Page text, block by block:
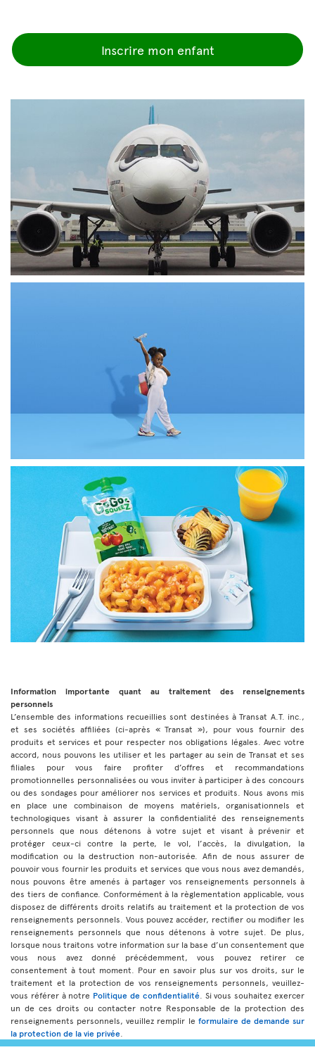
Inscrire mon enfant
Information importante quant au traitement des renseignements
personnels
L’ensemble des informations recueillies sont destinées à Transat A.T. inc.,
et ses sociétés affiliées (ci-après « Transat »), pour vous fournir des
produits et services et pour respecter nos obligations légales. Avec votre
accord, nous pouvons les utiliser et les partager au sein de Transat et ses
filiales pour vous faire profiter d’offres et recommandations
promotionnelles personnalisées ou vous inviter à participer à des concours
ou des sondages pour améliorer nos services et produits. Nous avons mis
en place une combinaison de moyens matériels, organisationnels et
technologiques visant à assurer la confidentialité des renseignements
personnels que nous détenons à votre sujet et visant à prévenir et
protéger ceux-ci contre la perte, le vol, l’accès, la divulgation, la
modification ou la destruction non-autorisée. Afin de nous assurer de
pouvoir vous fournir les produits et services que vous nous avez demandés,
nous pouvons être amenés à partager vos renseignements personnels à
des tiers de confiance. Conformément à la règlementation applicable, vous
disposez de différents droits relatifs au traitement et la protection de vos
renseignements personnels. Vous pouvez accéder, rectifier ou modifier les
renseignements personnels que nous détenons à votre sujet. De plus,
lorsque nous traitons votre information sur la base d’un consentement que
vous nous avez donné précédemment, vous pouvez retirer ce
consentement à tout moment. Pour en savoir plus sur vos droits, sur le
traitement et la protection de vos renseignements personnels, veuillez-
vous référer à notre Politique de confidentialité. Si vous souhaitez exercer
un de ces droits ou contacter notre Responsable de la protection des
renseignements personnels, veuillez remplir le formulaire de demande sur
la protection de la vie privée